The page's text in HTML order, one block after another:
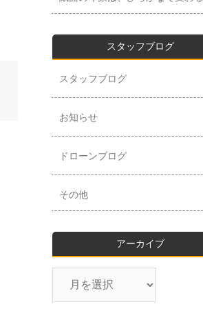
スタッフブログ
スタッフブログ
お知らせ
ドローンブログ
その他
アーカイブ